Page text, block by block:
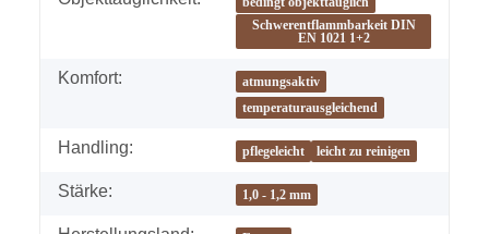
Schwerentflammbarkeit DIN
EN 1021 1+2
Komfort:
atmungsaktiv
temperaturausgleichend
Handling: pflegeleicht leicht zu reinigen
Stärke: 1,0 - 1,2 mm